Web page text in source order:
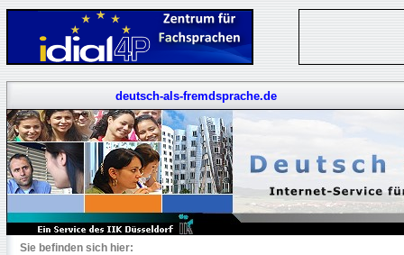
deutsch-als-fremdsprache.de
Sie befinden sich hier: